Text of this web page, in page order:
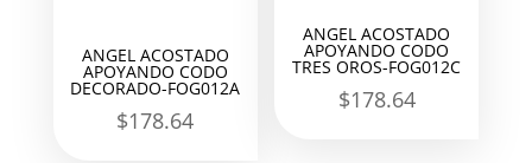
ANGEL ACOSTADO
APOYANDO CODO
DECORADO-FOG012A
$178.64
ANGEL ACOSTADO
APOYANDO CODO
TRES OROS-FOG012C
$178.64